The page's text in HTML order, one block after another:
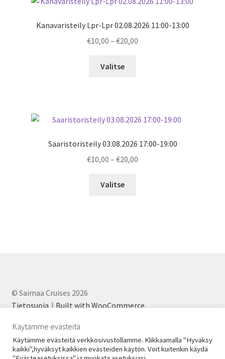
Kanavaristeily Lpr-Lpr 02.08.2026 11:00-13:00
€10,00 – €20,00
Valitse
Saaristoristeily 03.08.2026 17:00-19:00
€10,00 – €20,00
Valitse
© Saimaa Cruises 2026
Tietosuoja
Built with WooCommerce.
Käytämme evästeitä
Käytämme evästeitä verkkosivustollamme. Klikkaamalla "Hyväksy
kaikki",hyväksyt kaikkien evästeiden käytön. Voit kuitenkin käydä